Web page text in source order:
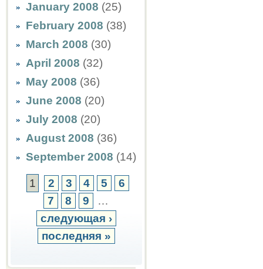
January 2008 (25)
February 2008 (38)
March 2008 (30)
April 2008 (32)
May 2008 (36)
June 2008 (20)
July 2008 (20)
August 2008 (36)
September 2008 (14)
1 2 3 4 5
6
7
8 9
…
следующая ›
последняя »